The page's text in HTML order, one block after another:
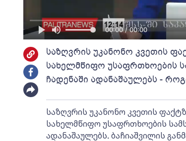
00:00 / 00:00
საზღვრის უკანონო კვეთის
სახელმწიფო უსაფრთხოების
ჩადენაში ადანაშაულებს -
საზღვრის უკანონო კვეთის
სახელმწიფო უსაფრთხოების
ადანაშაულებს. ბაჩიაშვილის